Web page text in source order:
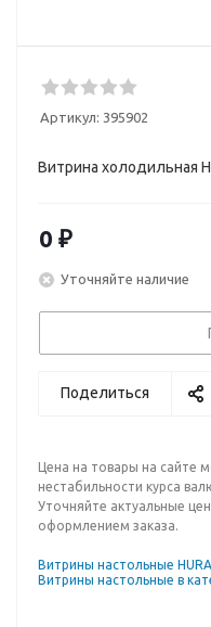
Артикул: 395902
Витрина холодильная
0 ₽
Уточняйте наличие
Поделиться
Цена на товары на сайте
нестабильности курса
Уточняйте актуальные
оформлением заказа.
Витрины настольные
Витрины настольные в